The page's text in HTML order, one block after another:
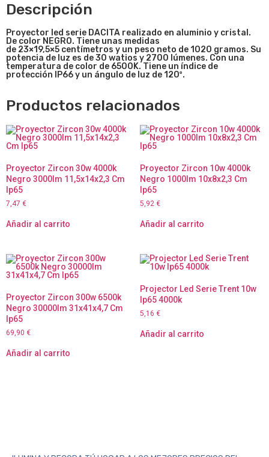
Descripción
Proyector led serie DACITA realizado en aluminio y cristal.
De color NEGRO. Tiene unas medidas
de 23×19,5×5 centímetros y un peso neto de 1020 gramos. Su
potencia de luz es de 30 watios y 2700 lúmenes. Con una
temperatura de color de 6500K. Tiene un índice de
protección IP66 y un ángulo de luz de 120º.
Productos relacionados
Proyector Zircon 30w 4000k
Negro 3000lm 11,5x14x2,3 Cm
Ip65
7,47 €
Añadir al carrito
Proyector Zircon 10w 4000k
Negro 1000lm 10x8x2,3 Cm
Ip65
5,92 €
Añadir al carrito
Proyector Zircon 300w 6500k
Negro 30000lm 31x41x4,7 Cm
Ip65
69,90 €
Añadir al carrito
Projector Led Serie Trent 10w
Ip65 4000k
5,16 €
Añadir al carrito